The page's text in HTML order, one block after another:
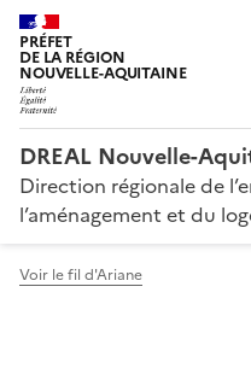
PRÉFET
DE LA RÉGION
NOUVELLE-AQUITAINE
DREAL Nouvelle-
Direction régionale de
l’aménagement et du
Voir le fil d'Ariane